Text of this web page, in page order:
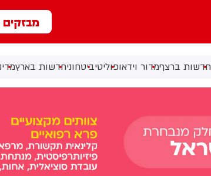
מבזקים
חדשות ברצףמדור וידאופוליטיביטחוניחדשות בארץ